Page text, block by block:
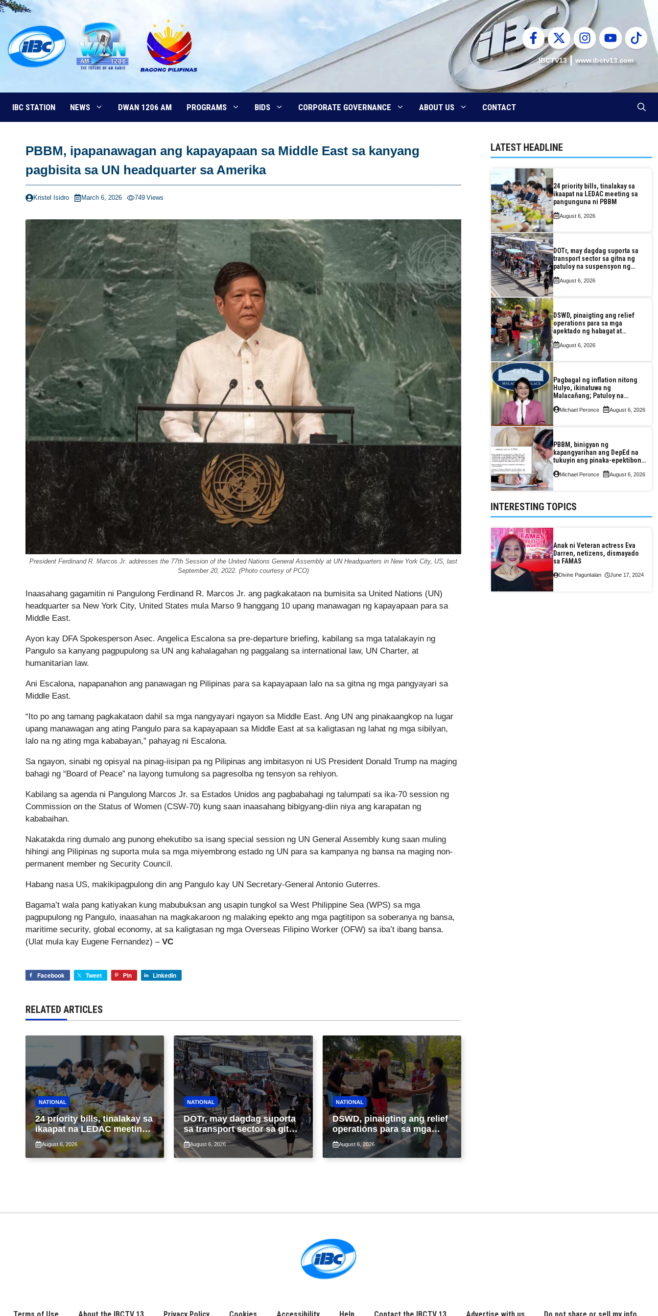
Skip
content
IBCTV13 www.ibctv13.com
IBC STATION NEWS DWAN 1206 AM PROGRAMS BIDS CORPORATE GOVERNANCE ABOUT US CONTACT
PBBM, ipapanawagan ang kapayapaan sa Middle East sa kanyang
pagbisita sa UN headquarter sa Amerika
Kristel Isidro March 6, 2026 749 Views
President Ferdinand R. Marcos Jr. addresses the 77th Session of the United Nations General Assembly at UN Headquarters in New York City, US, last
September 20, 2022. (Photo courtesy of PCO)
Inaasahang gagamitin ni Pangulong Ferdinand R. Marcos Jr. ang pagkakataon na bumisita sa United Nations (UN)
headquarter sa New York City, United States mula Marso 9 hanggang 10 upang manawagan ng kapayapaan para sa
Middle East.
Ayon kay DFA Spokesperson Asec. Angelica Escalona sa pre-departure briefing, kabilang sa mga tatalakayin ng
Pangulo sa kanyang pagpupulong sa UN ang kahalagahan ng paggalang sa international law, UN Charter, at
humanitarian law.
Ani Escalona, napapanahon ang panawagan ng Pilipinas para sa kapayapaan lalo na sa gitna ng mga pangyayari sa
Middle East.
“Ito po ang tamang pagkakataon dahil sa mga nangyayari ngayon sa Middle East. Ang UN ang pinakaangkop na lugar
upang manawagan ang ating Pangulo para sa kapayapaan sa Middle East at sa kaligtasan ng lahat ng mga sibilyan,
lalo na ng ating mga kababayan,” pahayag ni Escalona.
Sa ngayon, sinabi ng opisyal na pinag-iisipan pa ng Pilipinas ang imbitasyon ni US President Donald Trump na maging
bahagi ng “Board of Peace” na layong tumulong sa pagresolba ng tensyon sa rehiyon.
Kabilang sa agenda ni Pangulong Marcos Jr. sa Estados Unidos ang pagbabahagi ng talumpati sa ika-70 session ng
Commission on the Status of Women (CSW-70) kung saan inaasahang bibigyang-diin niya ang karapatan ng
kababaihan.
Nakatakda ring dumalo ang punong ehekutibo sa isang special session ng UN General Assembly kung saan muling
hihingi ang Pilipinas ng suporta mula sa mga miyembrong estado ng UN para sa kampanya ng bansa na maging non-
permanent member ng Security Council.
Habang nasa US, makikipagpulong din ang Pangulo kay UN Secretary-General Antonio Guterres.
Bagama’t wala pang katiyakan kung mabubuksan ang usapin tungkol sa West Philippine Sea (WPS) sa mga
pagpupulong ng Pangulo, inaasahan na magkakaroon ng malaking epekto ang mga pagtitipon sa soberanya ng bansa,
maritime security, global economy, at sa kaligtasan ng mga Overseas Filipino Worker (OFW) sa iba’t ibang bansa.
(Ulat mula kay Eugene Fernandez) – VC
Facebook Tweet Pin LinkedIn
RELATED ARTICLES
NATIONAL
24 priority bills, tinalakay sa
ikaapat na LEDAC meeting
sa pangunguna ni PBBM
August 6, 2026
NATIONAL
DOTr, may dagdag suporta
sa transport sector sa gitna
ng patuloy na suspensyon
ng taas-pasahe
August 6, 2026
NATIONAL
DSWD, pinaigting ang relief
operations para sa mga
apektado ng habagat at
Bagyong Luis, Maymay
August 6, 2026
LATEST HEADLINE
24 priority bills, tinalakay sa
ikaapat na LEDAC meeting sa
pangunguna ni PBBM
August 6, 2026
DOTr, may dagdag suporta sa
transport sector sa gitna ng
patuloy na suspensyon ng
August 6, 2026
DSWD, pinaigting ang relief
operations para sa mga
apektado ng habagat at
August 6, 2026
Pagbagal ng inflation nitong
Hulyo, ikinatuwa ng
Malacañang; Patuloy na
seguridad sa pagkain,
Michael Peronce August 6, 2026
PBBM, binigyan ng
kapangyarihan ang DepEd na
tukuyin ang pinaka-epektibong
Michael Peronce August 6, 2026
INTERESTING TOPICS
Anak ni Veteran actress Eva
Darren, netizens, dismayado
sa FAMAS
Divine Paguntalan June 17, 2024
Terms of Use About the IBCTV 13 Privacy Policy Cookies Accessibility Help Contact the IBCTV 13 Advertise with us Do not share or sell my info